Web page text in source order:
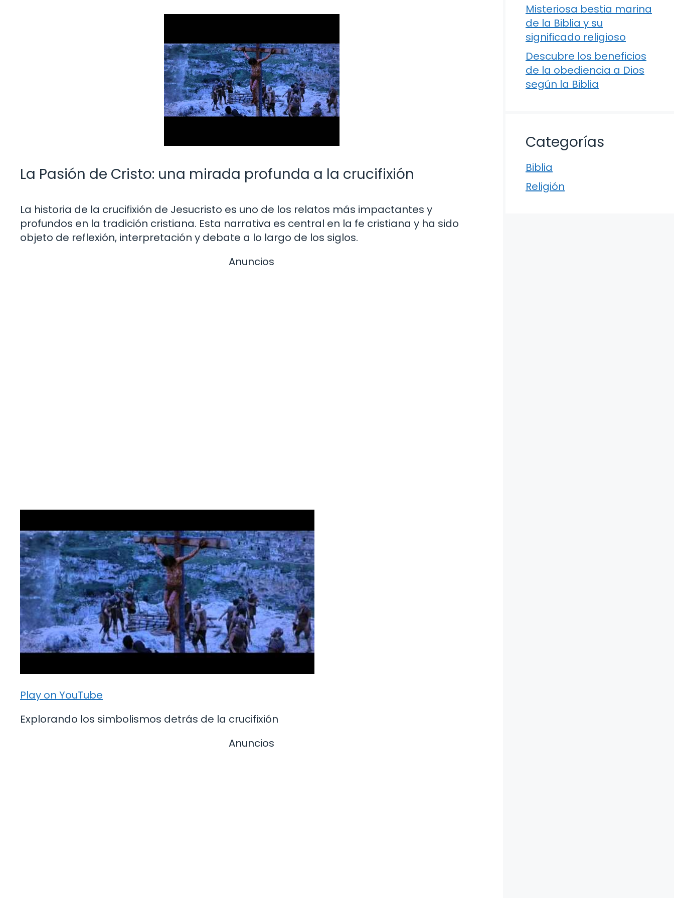
La Pasión de Cristo: una mirada profunda a la crucifixión
La historia de la crucifixión de Jesucristo es uno de los relatos más impactantes y
profundos en la tradición cristiana. Esta narrativa es central en la fe cristiana y ha sido
objeto de reflexión, interpretación y debate a lo largo de los siglos.
Anuncios
Play on YouTube
Explorando los simbolismos detrás de la crucifixión
Anuncios
Misteriosa bestia marina
de la Biblia y su
significado religioso
Descubre los beneficios
de la obediencia a Dios
según la Biblia
Categorías
Biblia
Religión